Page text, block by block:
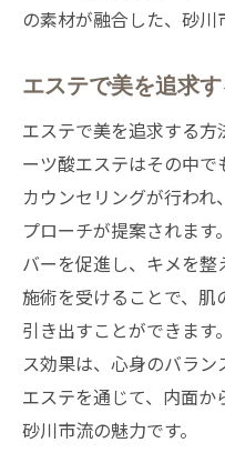
の素材が融合した、砂川
エステで美を追求
エステで美を追求する
ーツ酸エステはその中
カウンセリングが行わ
プローチが提案されま
バーを促進し、キメを
施術を受けることで、肌
引き出すことができます
ス効果は、心身のバラン
エステを通じて、内面か
砂川市流の魅力です。